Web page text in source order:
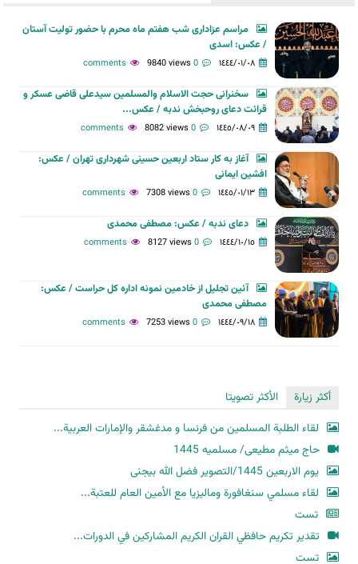
مراسم عزاداری شب هفتم ماه محرم با حضور تولیت آستان
/ عکس: اسدی
١٤٤٤/٠١/٠٨ 0 comments
9840 views
سخنرانی حجت الاسلام والمسلمین سیدعلی قاضی عسکر و
قرائت دعای روحبخش ندبه / عکس...
١٤٤٥/٠٨/٠٩ 0 comments
8082 views
آغاز به کار ستاد اربعین حسینی شهرداری تهران / عکس:
افشین ایمانی
١٤٤٥/٠١/١٣ 0 comments
7308 views
دعای ندبه / عکس: مصطفی محمدی
١٤٤٤/١٠/١٥ 0 comments
8127 views
آئین تجلیل از خادمین نمونه اداره کل حراست / عکس:
مصطفی محمدی
١٤٤٤/٠٩/١٨ 0 comments
7253 views
أكثر زيارة
الأكثر تصويتا
لقاء الطلبة المسلمين من فرنسا و مدغشقر والإمارات العربية...
حاج میثم مطیعی/ مسلمیه 1445
یوم الاربعین 1445/التصویر فضل الله بیجنی
لقاء مسلمي سنغافورة وماليزيا مع الأمين العام للعتبة...
تست
تقدير تكريم حافظي القران الكريم المشاركين في الدورات...
تست